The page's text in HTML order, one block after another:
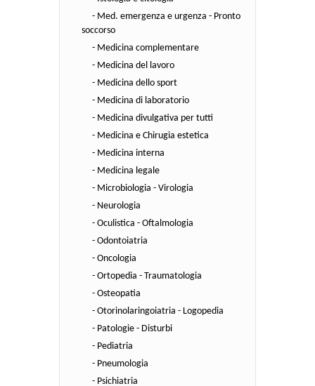
- Med. emergenza e urgenza - Pronto
soccorso
- Medicina complementare
- Medicina del lavoro
- Medicina dello sport
- Medicina di laboratorio
- Medicina divulgativa per tutti
- Medicina e Chirugia estetica
- Medicina interna
- Medicina legale
- Microbiologia - Virologia
- Neurologia
- Oculistica - Oftalmologia
- Odontoiatria
- Oncologia
- Ortopedia - Traumatologia
- Osteopatia
- Otorinolaringoiatria - Logopedia
- Patologie - Disturbi
- Pediatria
- Pneumologia
- Psichiatria